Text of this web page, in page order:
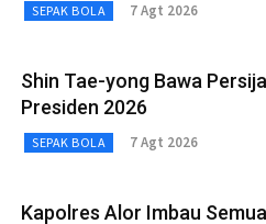
SEPAK BOLA 7 Agt 2026
Shin Tae-yong Bawa
Presiden 2026
SEPAK BOLA 7 Agt 2026
Kapolres Alor Imbau